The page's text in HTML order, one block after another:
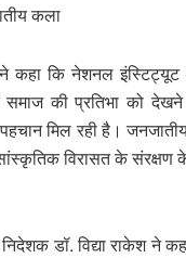
कला
ने कहा कि नेशनल
समाज की प्रतिभा को
मिल रही है।
विरासत के
डॉ. विद्या राकेश ने